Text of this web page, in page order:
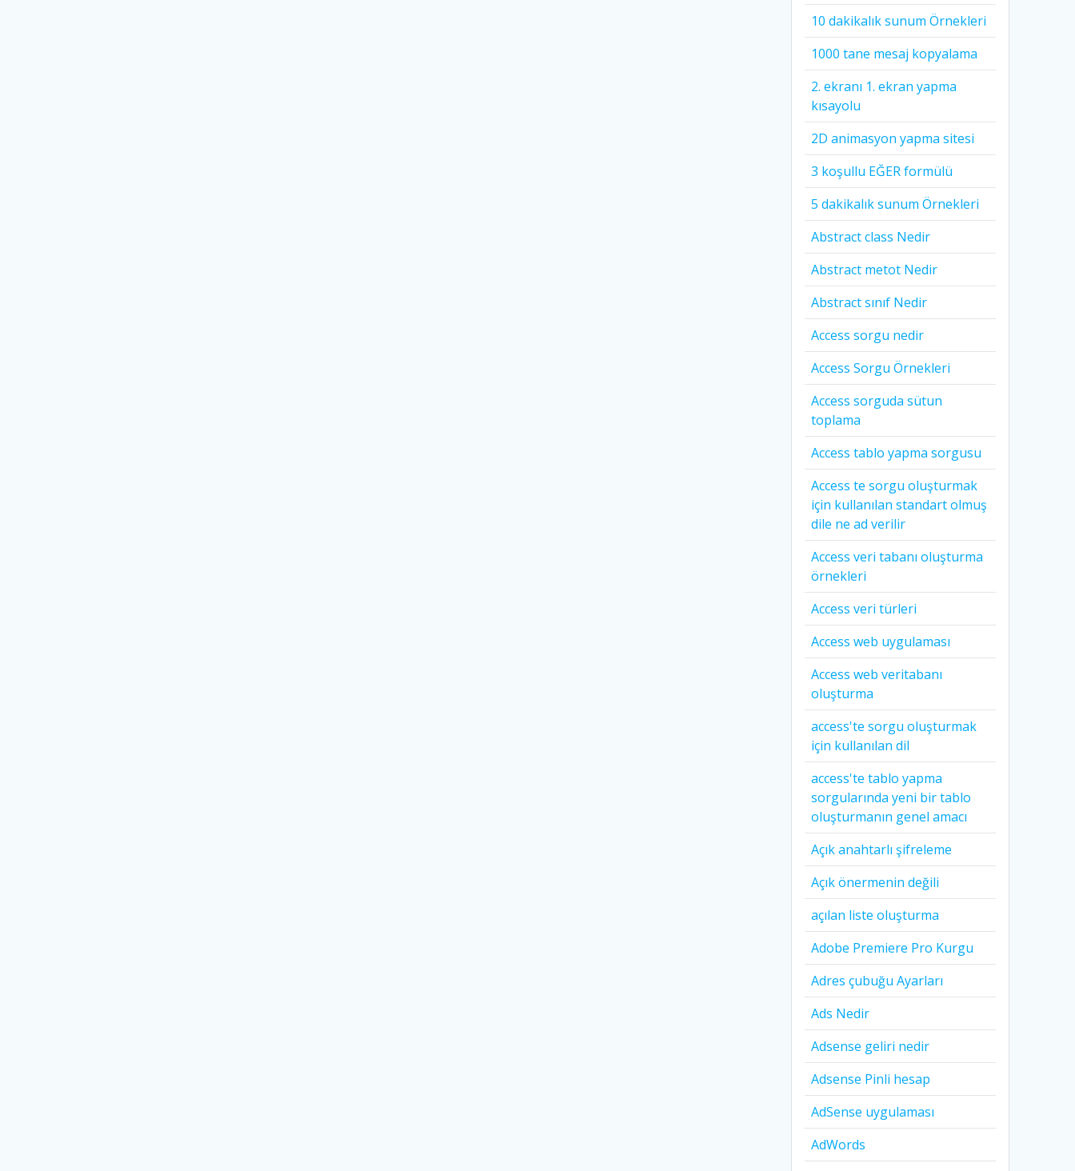
10 dakikalık sunum Örnekleri
1000 tane mesaj kopyalama
2. ekranı 1. ekran yapma
kısayolu
2D animasyon yapma sitesi
3 koşullu EĞER formülü
5 dakikalık sunum Örnekleri
Abstract class Nedir
Abstract metot Nedir
Abstract sınıf Nedir
Access sorgu nedir
Access Sorgu Örnekleri
Access sorguda sütun
toplama
Access tablo yapma sorgusu
Access te sorgu oluşturmak
için kullanılan standart olmuş
dile ne ad verilir
Access veri tabanı oluşturma
örnekleri
Access veri türleri
Access web uygulaması
Access web veritabanı
oluşturma
access'te sorgu oluşturmak
için kullanılan dil
access'te tablo yapma
sorgularında yeni bir tablo
oluşturmanın genel amacı
Açık anahtarlı şifreleme
Açık önermenin değili
açılan liste oluşturma
Adobe Premiere Pro Kurgu
Adres çubuğu Ayarları
Ads Nedir
Adsense geliri nedir
Adsense Pinli hesap
AdSense uygulaması
AdWords